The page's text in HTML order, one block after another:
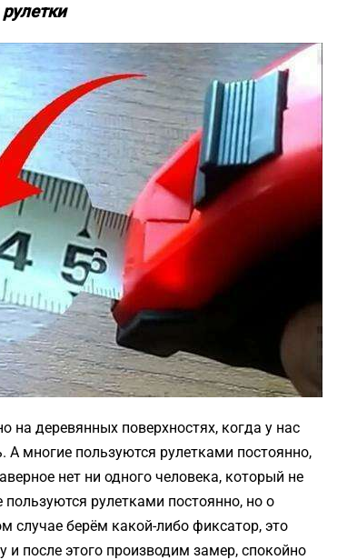
на деревянных поверхностях, когда у нас
А многие пользуются рулетками постоянно,
нет ни одного человека, который не
рулетками постоянно, но о
случае берём какой-либо фиксатор, это
после этого производим замер, спокойно